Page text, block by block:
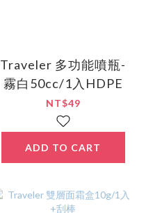
Traveler 多功能噴瓶-
霧白50cc/1入HDPE
NT$49
ADD TO CART